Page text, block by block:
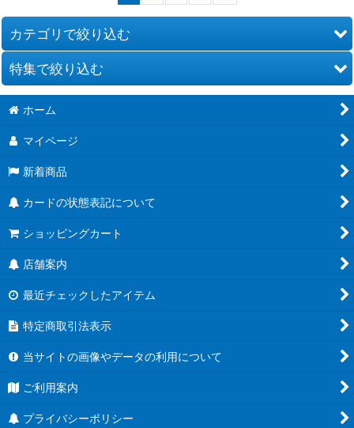
カテゴリで絞り込む
スピリット
マジック
アルティメット
ネクサス
サプライ
未開封商品
デッキ販売
初利用の方限定商品
その他
契約スピリット
特集で絞り込む
[26RBS02] 幻惑の翔風
[26RCB01]コラボブースター 仮面ライダー 運命の戦線
[26RSD07]コラボスターター 仮面ライダー AGENT OF DREAM
[26RBS01] 創世の鼓動
[26RSD01~06] バトスピエントリーデッキ
[BSC51] ディーバブースター メモリアルレコード
[BSC50] アニメブースター RESONATING STARS
[BS74] 契約編:環 第3章 覇極来臨
ホーム
マイページ
新着商品
カードの状態表記について
ショッピングカート
店舗案内
最近チェックしたアイテム
特定商取引法表示
当サイトの画像やデータの利用について
ご利用案内
プライバシーポリシー